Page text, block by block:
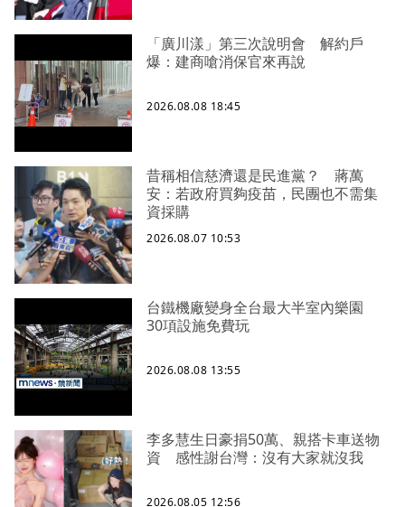
「廣川漾」第三次說明會 解約戶
爆：建商嗆消保官來再說
2026.08.08 18:45
昔稱相信慈濟還是民進黨？ 蔣萬
安：若政府買夠疫苗，民團也不需集
資採購
2026.08.07 10:53
台鐵機廠變身全台最大半室內樂園
30項設施免費玩
2026.08.08 13:55
李多慧生日豪捐50萬、親搭卡車送物
資 感性謝台灣：沒有大家就沒我
2026.08.05 12:56